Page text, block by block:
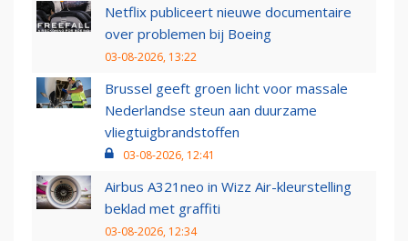
Netflix publiceert nieuwe documentaire
over problemen bij Boeing
03-08-2026, 13:22
Brussel geeft groen licht voor massale
Nederlandse steun aan duurzame
vliegtuigbrandstoffen
03-08-2026, 12:41
Airbus A321neo in Wizz Air-kleurstelling
beklad met graffiti
03-08-2026, 12:34